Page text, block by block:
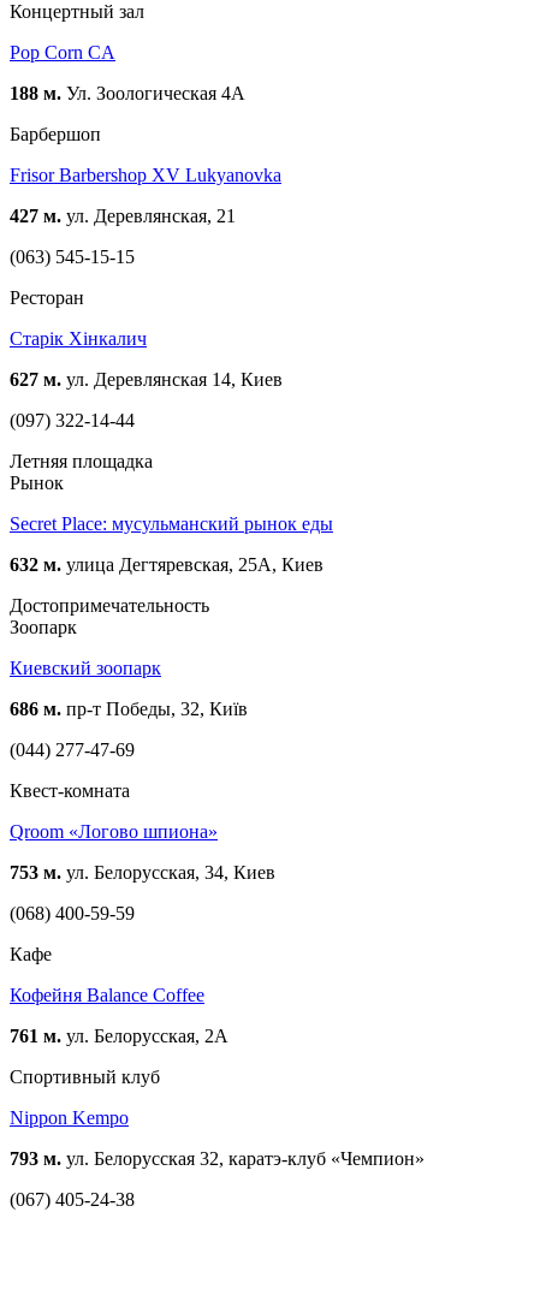
Концертный зал
Pop Corn CA
188 м. Ул. Зоологическая 4А
Барбершоп
Frisor Barbershop XV Lukyanovka
427 м. ул. Деревлянская, 21
(063) 545-15-15
Ресторан
Старік Хінкалич
627 м. ул. Деревлянская 14, Киев
(097) 322-14-44
Летняя площадка
Рынок
Secret Place: мусульманский рынок еды
632 м. улица Дегтяревская, 25А, Киев
Достопримечательность
Зоопарк
Киевский зоопарк
686 м. пр-т Победы, 32, Київ
(044) 277-47-69
Квест-комната
Qroom «Логово шпиона»
753 м. ул. Белорусская, 34, Киев
(068) 400-59-59
Кафе
Кофейня Balance Coffee
761 м. ул. Белорусская, 2А
Спортивный клуб
Nippon Kempo
793 м. ул. Белорусская 32, каратэ-клуб «Чемпион»
(067) 405-24-38